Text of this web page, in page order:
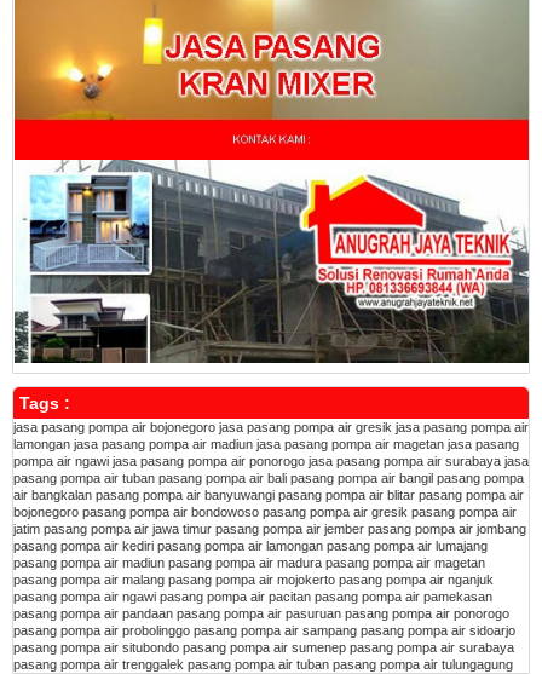
Tags :
jasa pasang pompa air bojonegoro jasa pasang pompa air gresik jasa pasang pompa air
lamongan jasa pasang pompa air madiun jasa pasang pompa air magetan jasa pasang
pompa air ngawi jasa pasang pompa air ponorogo jasa pasang pompa air surabaya jasa
pasang pompa air tuban pasang pompa air bali pasang pompa air bangil pasang pompa
air bangkalan pasang pompa air banyuwangi pasang pompa air blitar pasang pompa air
bojonegoro pasang pompa air bondowoso pasang pompa air gresik pasang pompa air
jatim pasang pompa air jawa timur pasang pompa air jember pasang pompa air jombang
pasang pompa air kediri pasang pompa air lamongan pasang pompa air lumajang
pasang pompa air madiun pasang pompa air madura pasang pompa air magetan
pasang pompa air malang pasang pompa air mojokerto pasang pompa air nganjuk
pasang pompa air ngawi pasang pompa air pacitan pasang pompa air pamekasan
pasang pompa air pandaan pasang pompa air pasuruan pasang pompa air ponorogo
pasang pompa air probolinggo pasang pompa air sampang pasang pompa air sidoarjo
pasang pompa air situbondo pasang pompa air sumenep pasang pompa air surabaya
pasang pompa air trenggalek pasang pompa air tuban pasang pompa air tulungagung